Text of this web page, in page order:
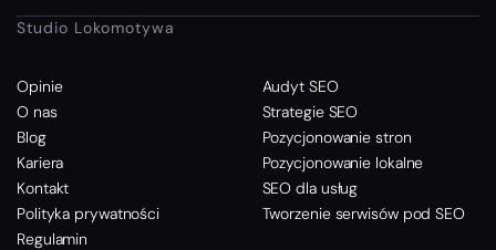
Studio Lokomotywa
Opinie
O nas
Blog
Kariera
Kontakt
Polityka prywatności
Regulamin
Audyt SEO
Strategie SEO
Pozycjonowanie stron
Pozycjonowanie lokalne
SEO dla usług
Tworzenie serwisów pod SEO